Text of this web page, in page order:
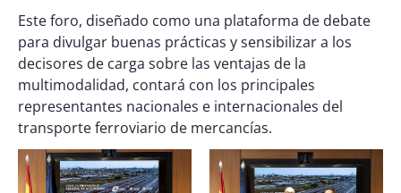
Este foro, diseñado como una plataforma de debate
para divulgar buenas prácticas y sensibilizar a los
decisores de carga sobre las ventajas de la
multimodalidad, contará con los principales
representantes nacionales e internacionales del
transporte ferroviario de mercancías.